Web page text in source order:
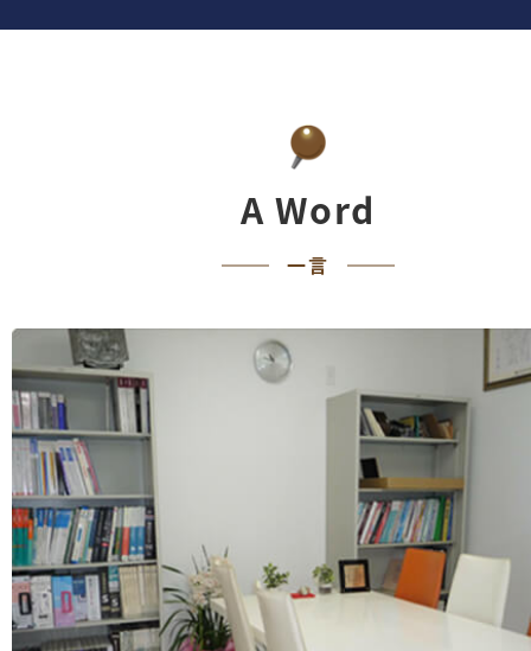
A Word
一言